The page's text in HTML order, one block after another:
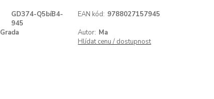
GD374-Q5bíB4-
945
EAN kód: 9788027157945
Grada Autor: Ma
Hlídat cenu / dostupnost